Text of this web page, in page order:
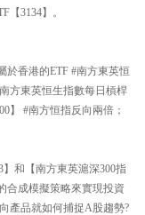
3134】。
於香港的ETF #南方東英恒
方東英恒生指數每日槓桿
】 #南方恒指反向兩倍；
】和【南方東英滬深300指
合成模擬策略來實現投資
產品就如何捕捉A股趨勢?